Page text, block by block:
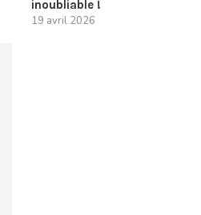
inoubliable !
19 avril 2026